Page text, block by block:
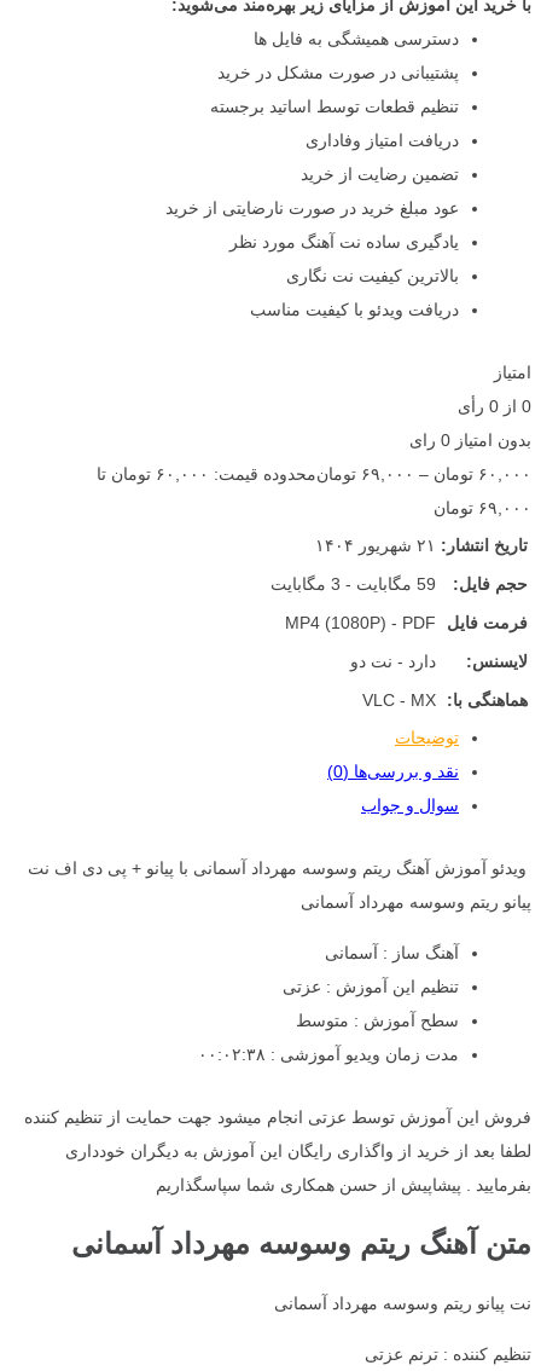
با خرید این آموزش از مزایای زیر بهره‌مند می‌شوید:
دسترسی همیشگی به فایل ها
پشتیبانی در صورت مشکل در خرید
تنظیم قطعات توسط اساتید برجسته
دریافت امتیاز وفاداری
تضمین رضایت از خرید
عود مبلغ خرید در صورت نارضایتی از خرید
یادگیری ساده نت آهنگ مورد نظر
بالاترین کیفیت نت نگاری
دریافت ویدئو با کیفیت مناسب
امتیاز
0 از 0 رأی
بدون امتیاز 0 رای
۶۰,۰۰۰ تومان – ۶۹,۰۰۰ تومان
محدوده قیمت: ۶۰,۰۰۰ تومان تا
۶۹,۰۰۰ تومان
تاریخ انتشار: ۲۱ شهریور ۱۴۰۴
حجم فایل:
59 مگابایت - 3 مگابایت
فرمت فایل
MP4 (1080P) - PDF
لایسنس:
دارد - نت دو
هماهنگی با:
VLC - MX
توضیحات
نقد و بررسی‌ها (0)
سوال و جواب
ویدئو آموزش آهنگ ریتم وسوسه مهرداد آسمانی با پیانو + پی دی اف نت
پیانو ریتم وسوسه مهرداد آسمانی
آهنگ ساز : آسمانی
تنظیم این آموزش : عزتی
سطح آموزش : متوسط
مدت زمان ویدیو آموزشی : ۰۰:۰۲:۳۸
فروش این آموزش توسط عزتی انجام میشود جهت حمایت از تنظیم کننده
لطفا بعد از خرید از واگذاری رایگان این آموزش به دیگران خودداری
بفرمایید . پیشاپیش از حسن همکاری شما سپاسگذاریم
متن آهنگ ریتم وسوسه مهرداد آسمانی
نت پیانو ریتم وسوسه مهرداد آسمانی
تنظیم کننده : ترنم عزتی